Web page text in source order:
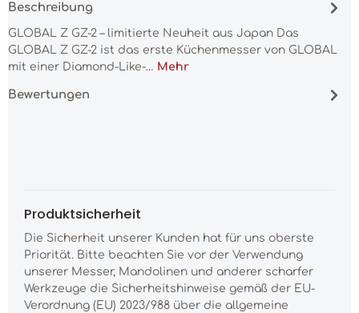
Beschreibung
GLOBAL Z GZ-2 – limitierte Neuheit aus Japan Das
GLOBAL Z GZ-2 ist das erste Küchenmesser von GLOBAL
mit einer Diamond-Like-… Mehr
Bewertungen
Produktsicherheit
Die Sicherheit unserer Kunden hat für uns oberste
Priorität. Bitte beachten Sie vor der Verwendung
unserer Messer, Mandolinen und anderer scharfer
Werkzeuge die Sicherheitshinweise gemäß der EU-
Verordnung (EU) 2023/988 über die allgemeine